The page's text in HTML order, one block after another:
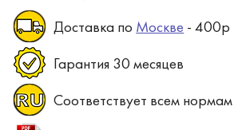
Доставка по Москве - 400р
Гарантия 30 месяцев
Соответствует всем